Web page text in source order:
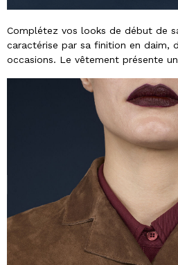
Complétez vos looks de début de
caractérise par sa finition en daim,
occasions. Le vêtement présente